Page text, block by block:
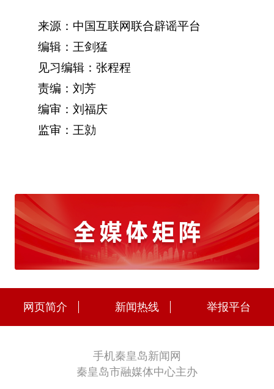
来源：中国互联网联合辟谣平台
编辑：王剑猛
见习编辑：张程程
责编：刘芳
编审：刘福庆
监审：王勍
网页简介 新闻热线 举报平台
手机秦皇岛新闻网
秦皇岛市融媒体中心主办